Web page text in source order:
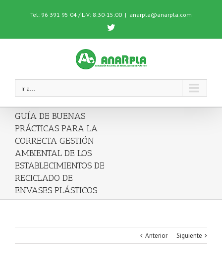
Tel: 96 391 95 04 / L-V: 8:30-15:00 | anarpla@anarpla.com
Twitter
Ir a...
GUÍA DE BUENAS
PRÁCTICAS PARA LA
CORRECTA GESTIÓN
AMBIENTAL DE LOS
ESTABLECIMIENTOS DE
RECICLADO DE
ENVASES PLÁSTICOS
Anterior Siguiente